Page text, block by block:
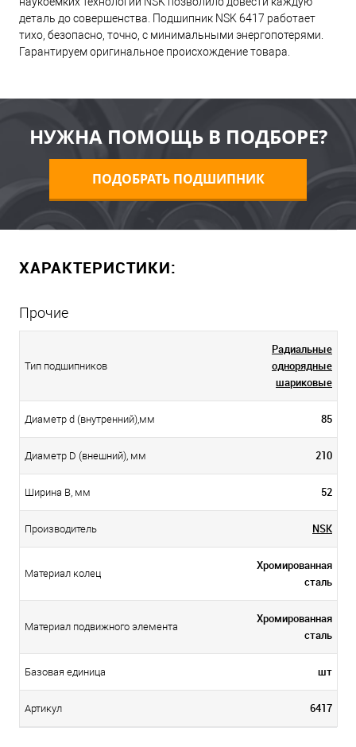
деталь до совершенства. Подшипник NSK 6417 работает
тихо, безопасно, точно, с минимальными энергопотерями.
Гарантируем оригинальное происхождение товара.
НУЖНА ПОМОЩЬ В ПОДБОРЕ?
ПОДОБРАТЬ ПОДШИПНИК
ХАРАКТЕРИСТИКИ:
Прочие
Тип подшипников
Радиальные
однорядные
шариковые
Диаметр d (внутренний),мм 85
Диаметр D (внешний), мм 210
Ширина B, мм 52
Производитель NSK
Материал колец
Хромированная
сталь
Материал подвижного элемента
Хромированная
сталь
Базовая единица шт
Артикул 6417